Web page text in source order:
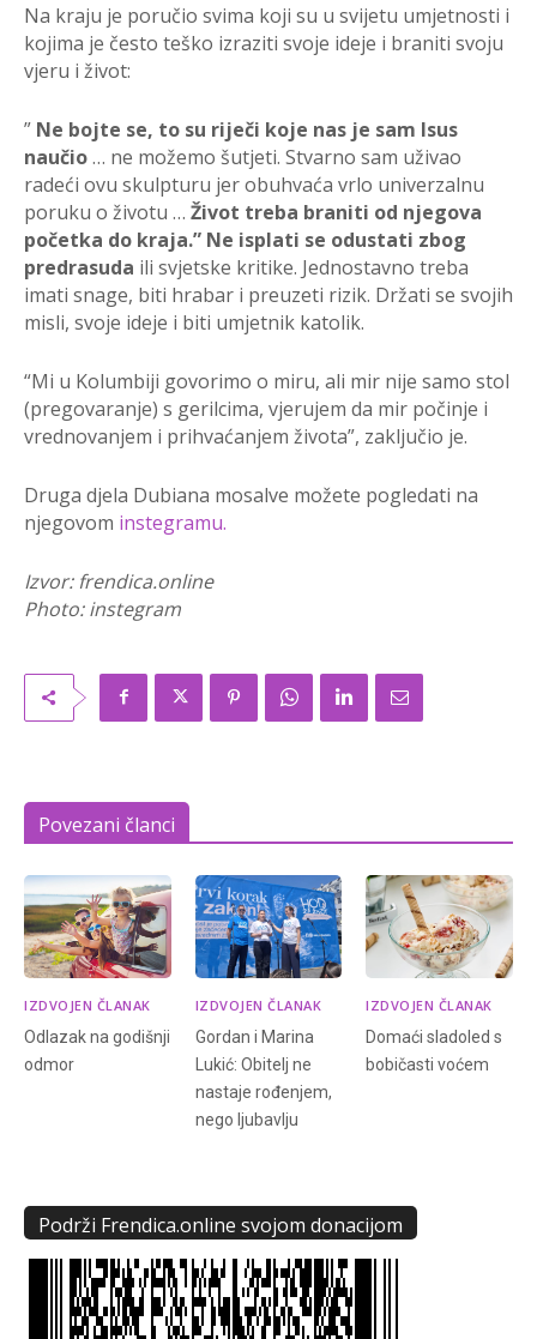
Na kraju je poručio svima koji su u svijetu umjetnosti i
kojima je često teško izraziti svoje ideje i braniti svoju
vjeru i život:
” Ne bojte se, to su riječi koje nas je sam Isus
naučio… ne možemo šutjeti. Stvarno sam uživao
radeći ovu skulpturu jer obuhvaća vrlo univerzalnu
poruku o životu … Život treba braniti od njegova
početka do kraja.” Ne isplati se odustati zbog
predrasuda ili svjetske kritike. Jednostavno treba
imati snage, biti hrabar i preuzeti rizik. Držati se svojih
misli, svoje ideje i biti umjetnik katolik.
“Mi u Kolumbiji govorimo o miru, ali mir nije samo stol
(pregovaranje) s gerilcima, vjerujem da mir počinje i
vrednovanjem i prihvaćanjem života”, zaključio je.
Druga djela Dubiana mosalve možete pogledati na
njegovom instegramu.
Izvor: frendica.online
Photo: instegram
Povezani članci
IZDVOJEN ČLANAK
Odlazak na godišnji
odmor
IZDVOJEN ČLANAK
Gordan i Marina
Lukić: Obitelj ne
nastaje rođenjem,
nego ljubavlju
IZDVOJEN ČLANAK
Domaći sladoled s
bobičasti voćem
Podrži Frendica.online svojom donacijom